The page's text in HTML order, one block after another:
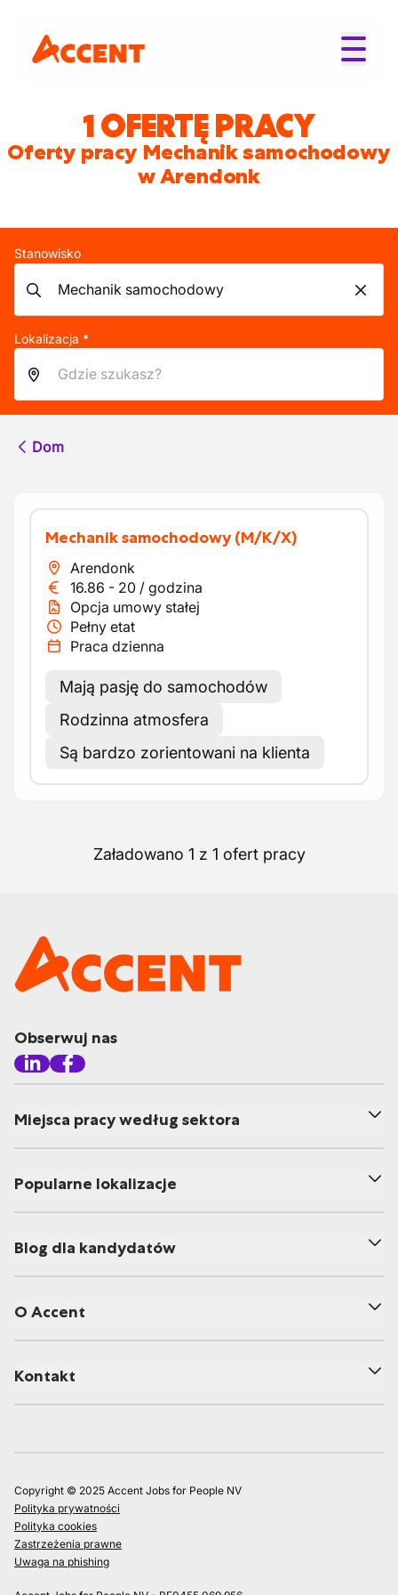
1 OFERTĘ PRACY
Oferty pracy Mechanik samochodowy
w Arendonk
Stanowisko
Lokalizacja *
Dom
Mechanik samochodowy (M/K/X)
Arendonk
16.86 - 20 / godzina
Opcja umowy stałej
Pełny etat
Praca dzienna
Mają pasję do samochodów
Rodzinna atmosfera
Są bardzo zorientowani na klienta
Załadowano 1 z 1 ofert pracy
Obserwuj nas
Miejsca pracy według sektora
Popularne lokalizacje
Blog dla kandydatów
O Accent
Kontakt
Copyright © 2025 Accent Jobs for People NV
Polityka prywatności
Polityka cookies
Zastrzeżenia prawne
Uwaga na phishing